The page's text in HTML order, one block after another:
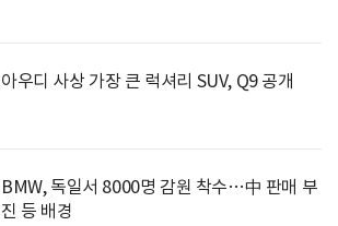
아우디 사상 가장 큰 럭셔리 SUV, Q9 공개
BMW, 독일서 8000명 감원 착수…中 판매 부
진 등 배경